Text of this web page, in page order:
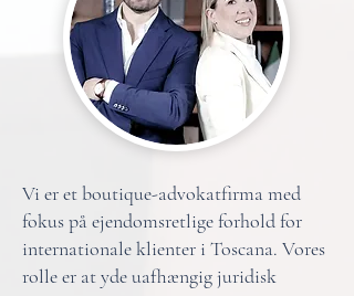
Vi er et boutique-advokatfirma med
fokus på ejendomsretlige forhold for
internationale klienter i Toscana. Vores
rolle er at yde uafhængig juridisk